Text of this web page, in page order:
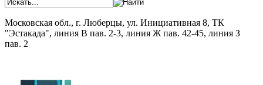
Московская обл., г. Люберцы, ул. Инициативная 8, ТК
"Эстакада", линия В пав. 2-3, линия Ж пав. 42-45, линия З
пав. 2